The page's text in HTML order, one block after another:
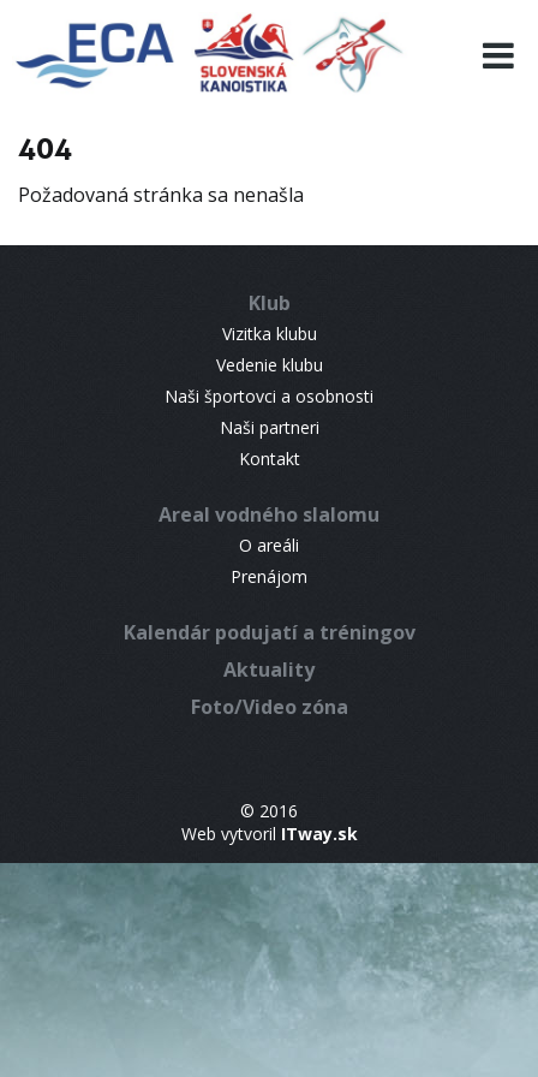
404
Požadovaná stránka sa nenašla
Klub
Vizitka klubu
Vedenie klubu
Naši športovci a osobnosti
Naši partneri
Kontakt
Areal vodného slalomu
O areáli
Prenájom
Kalendár podujatí a tréningov
Aktuality
Foto/Video zóna
© 2016
Web vytvoril ITway.sk
EURO 19
INFO
RESULTS
CONTACT